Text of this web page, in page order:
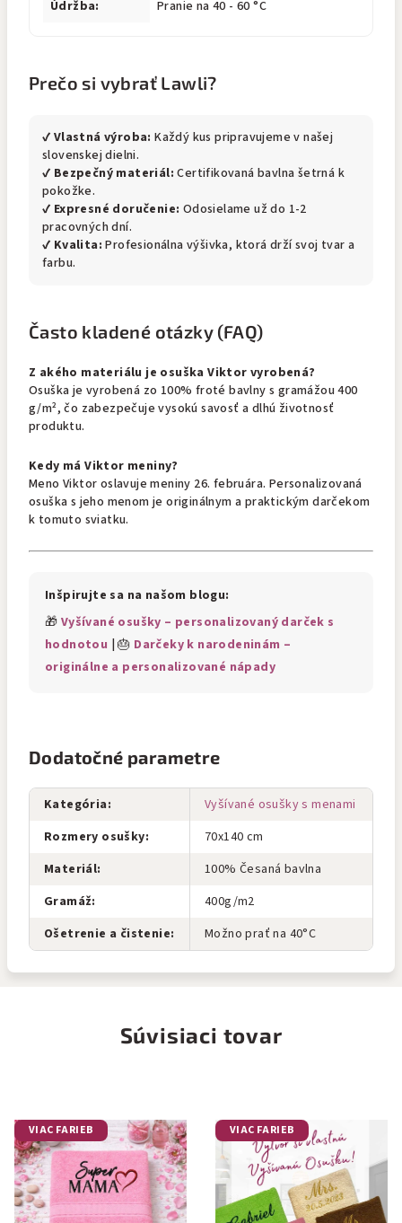
Údržba: Pranie na 40 - 60 °C
Prečo si vybrať Lawli?
✔ Vlastná výroba: Každý kus pripravujeme v našej
slovenskej dielni.
✔ Bezpečný materiál: Certifikovaná bavlna šetrná k
pokožke.
✔ Expresné doručenie: Odosielame už do 1-2
pracovných dní.
✔ Kvalita: Profesionálna výšivka, ktorá drží svoj tvar a
farbu.
Často kladené otázky (FAQ)
Z akého materiálu je osuška Viktor vyrobená?
Osuška je vyrobená zo 100% froté bavlny s gramážou 400
g/m², čo zabezpečuje vysokú savosť a dlhú životnosť
produktu.
Kedy má Viktor meniny?
Meno Viktor oslavuje meniny 26. februára. Personalizovaná
osuška s jeho menom je originálnym a praktickým darčekom
k tomuto sviatku.
Inšpirujte sa na našom blogu:
🎁 Vyšívané osušky – personalizovaný darček s
hodnotou | 🎂 Darčeky k narodeninám –
originálne a personalizované nápady
Dodatočné parametre
Kategória:
Vyšívané osušky s menami
Rozmery osušky:
70x140 cm
Materiál:
100% Česaná bavlna
Gramáž:
400g/m2
Ošetrenie a čistenie: Možno prať na 40°C
Súvisiaci tovar
VIAC FARIEB VIAC FARIEB